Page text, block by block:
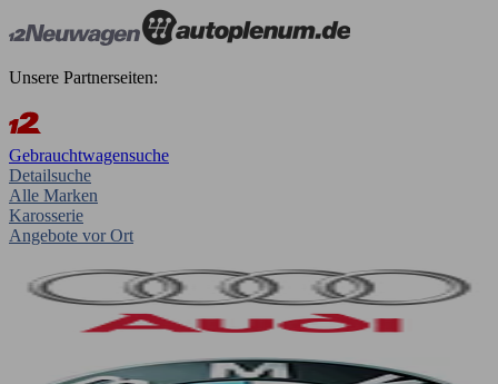
Unsere Partnerseiten:
Gebrauchtwagensuche
Detailsuche
Alle Marken
Karosserie
Angebote vor Ort